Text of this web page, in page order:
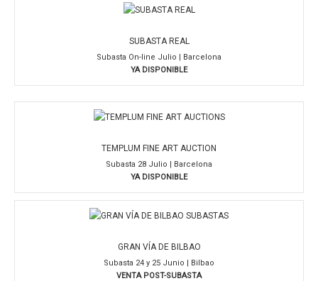
SUBASTA REAL
Subasta On-line Julio | Barcelona
YA DISPONIBLE
TEMPLUM FINE ART AUCTION
Subasta 28 Julio | Barcelona
YA DISPONIBLE
GRAN VÍA DE BILBAO
Subasta 24 y 25 Junio | Bilbao
VENTA POST-SUBASTA